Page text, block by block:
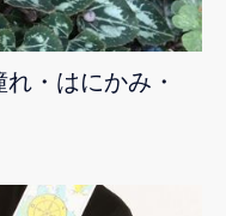
・はにかみ・